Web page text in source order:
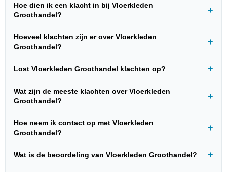
Hoe dien ik een klacht in bij Vloerkleden
Groothandel?
Hoeveel klachten zijn er over Vloerkleden
Groothandel?
Lost Vloerkleden Groothandel klachten op?
Wat zijn de meeste klachten over Vloerkleden
Groothandel?
Hoe neem ik contact op met Vloerkleden
Groothandel?
Wat is de beoordeling van Vloerkleden Groothandel?